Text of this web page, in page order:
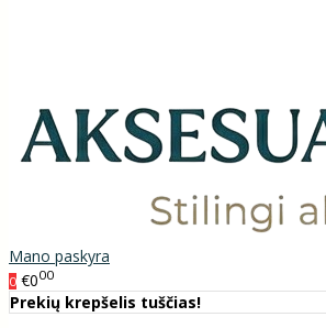
Mano paskyra
0 €000
Prekių krepšelis tuščias!